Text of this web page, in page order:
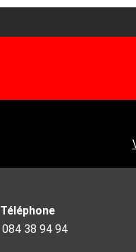
Téléphone
084 38 94 94